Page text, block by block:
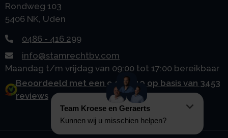
Rondweg 103
5406 NK, Uden
0486 - 416 299
info@stamrechtbv.com
Maandag t/m vrijdag van 09:00 tot 17:00 bereikbaar
Beoordeeld met een 9.0 uit 10 op basis van 3453
reviews